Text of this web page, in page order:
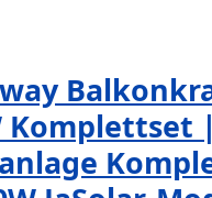
Komplettset |